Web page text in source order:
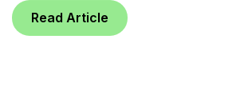
Read Article